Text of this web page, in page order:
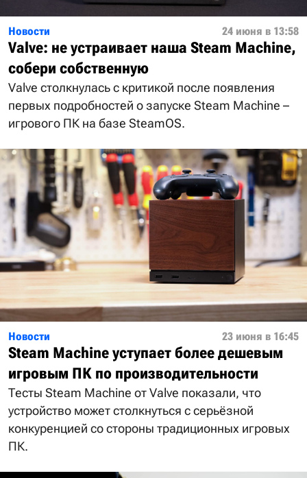
Новости 24 июня в 13:58
Valve: не устраивает наша Steam Machine,
собери собственную
Valve столкнулась с критикой после появления
первых подробностей о запуске Steam Machine –
игрового ПК на базе SteamOS.
Новости 23 июня в 16:45
Steam Machine уступает более дешевым
игровым ПК по производительности
Тесты Steam Machine от Valve показали, что
устройство может столкнуться с серьёзной
конкуренцией со стороны традиционных игровых
ПК.